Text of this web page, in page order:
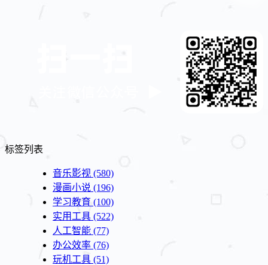
标签列表
音乐影视 (580)
漫画小说 (196)
学习教育 (100)
实用工具 (522)
人工智能 (77)
办公效率 (76)
玩机工具 (51)